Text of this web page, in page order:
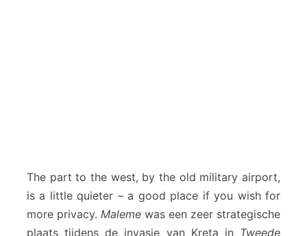
The part to the west, by the old military airport,
is a little quieter – a good place if you wish for
more privacy. Maleme was een zeer strategische
plaats tijdens de invasie van Kreta in Tweede